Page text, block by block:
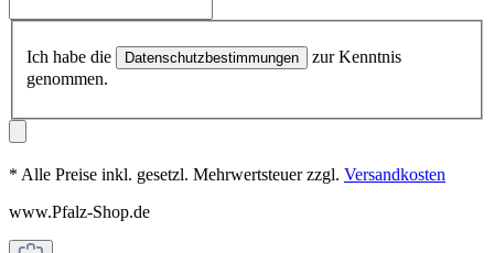
Ich habe die Datenschutzbestimmungen
zur Kenntnis
genommen.
* Alle Preise inkl. gesetzl. Mehrwertsteuer zzgl. Versandkosten
www.Pfalz-Shop.de